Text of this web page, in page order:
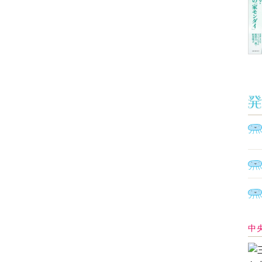
Ａ
く
催
型
ヤ
モ
あ